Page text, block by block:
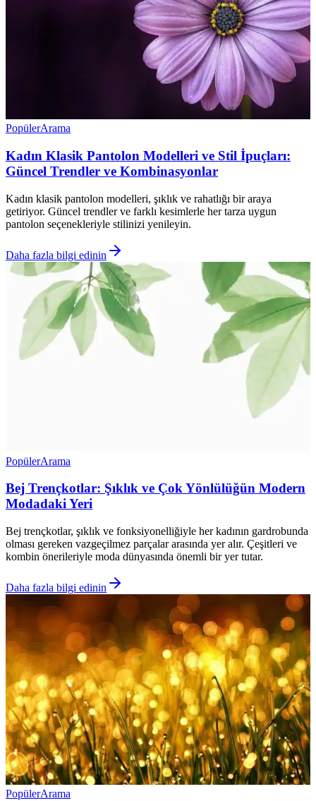
PopülerArama
Kadın Klasik Pantolon Modelleri ve Stil İpuçları:
Güncel Trendler ve Kombinasyonlar
Kadın klasik pantolon modelleri, şıklık ve rahatlığı bir araya
getiriyor. Güncel trendler ve farklı kesimlerle her tarza uygun
pantolon seçenekleriyle stilinizi yenileyin.
Daha fazla bilgi edinin
PopülerArama
Bej Trençkotlar: Şıklık ve Çok Yönlülüğün Modern
Modadaki Yeri
Bej trençkotlar, şıklık ve fonksiyonelliğiyle her kadının gardrobunda
olması gereken vazgeçilmez parçalar arasında yer alır. Çeşitleri ve
kombin önerileriyle moda dünyasında önemli bir yer tutar.
Daha fazla bilgi edinin
PopülerArama